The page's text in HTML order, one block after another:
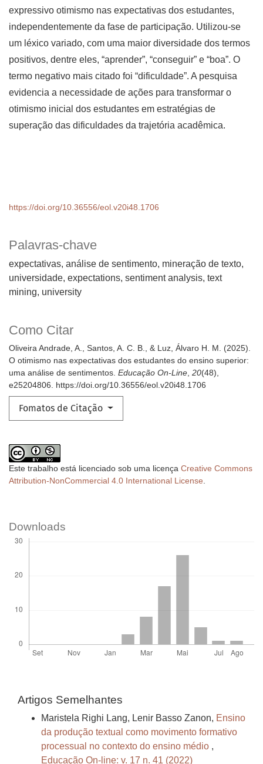
Palavras-chave
expectativas, análise de sentimento, mineração de texto,
universidade expectations, sentiment analysis, text
mining, university
Como Citar
Oliveira Andrade, A., Santos, A. C. B., & Luz, Álvaro H. M. (2025).
O otimismo nas expectativas dos estudantes do ensino superior:
uma análise de sentimentos. Educação On-Line, 20(48),
e25204806. https://doi.org/10.36556/eol.v20i48.1706
Fomatos de Citação
expressivo otimismo nas expectativas dos estudantes,
independentemente da fase de participação. Utilizou-se
um léxico variado, com uma maior diversidade dos termos
positivos, dentre eles, “aprender”, “conseguir” e “boa”. O
termo negativo mais citado foi “dificuldade”. A pesquisa
evidencia a necessidade de ações para transformar o
otimismo inicial dos estudantes em estratégias de
superação das dificuldades da trajetória acadêmica.
https://doi.org/10.36556/eol.v20i48.1706
Este trabalho está licenciado sob uma licença Creative Commons
Attribution-NonCommercial 4.0 International License.
Downloads
Artigos Semelhantes
Maristela Righi Lang, Lenir Basso Zanon, Ensino
da produção textual como movimento formativo
processual no contexto do ensino médio ,
Educação On-line: v. 17 n. 41 (2022)